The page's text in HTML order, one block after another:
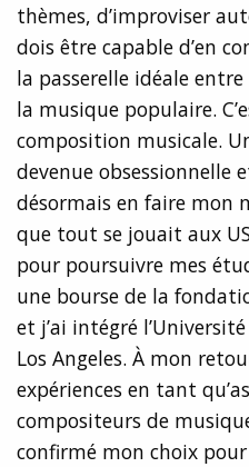
thèmes, d’improviser
dois être capable d’en
la passerelle idéale
la musique populaire.
composition musicale.
devenue obsessionnelle
désormais en faire mon
que tout se jouait aux
pour poursuivre mes
une bourse de la
et j’ai intégré
Los Angeles. À mon
expériences en tant
compositeurs de
confirmé mon choix